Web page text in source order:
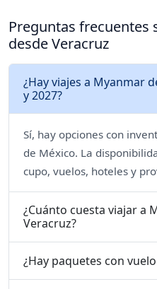
Preguntas frecuentes
desde Veracruz
¿Hay viajes a Myanmar
y 2027?
Sí, hay opciones con
de México. La
cupo, vuelos, hoteles y
¿Cuánto cuesta viajar a
Veracruz?
¿Hay paquetes con